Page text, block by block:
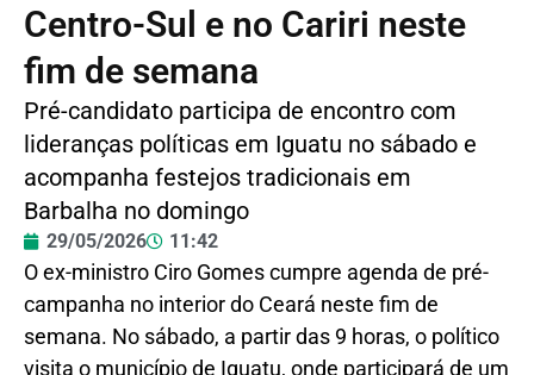
Centro-Sul e no Cariri neste
fim de semana
Pré-candidato participa de encontro com
lideranças políticas em Iguatu no sábado e
acompanha festejos tradicionais em
Barbalha no domingo
29/05/2026 11:42
O ex-ministro Ciro Gomes cumpre agenda de pré-
campanha no interior do Ceará neste fim de
semana. No sábado, a partir das 9 horas, o político
visita o município de Iguatu, onde participará de um